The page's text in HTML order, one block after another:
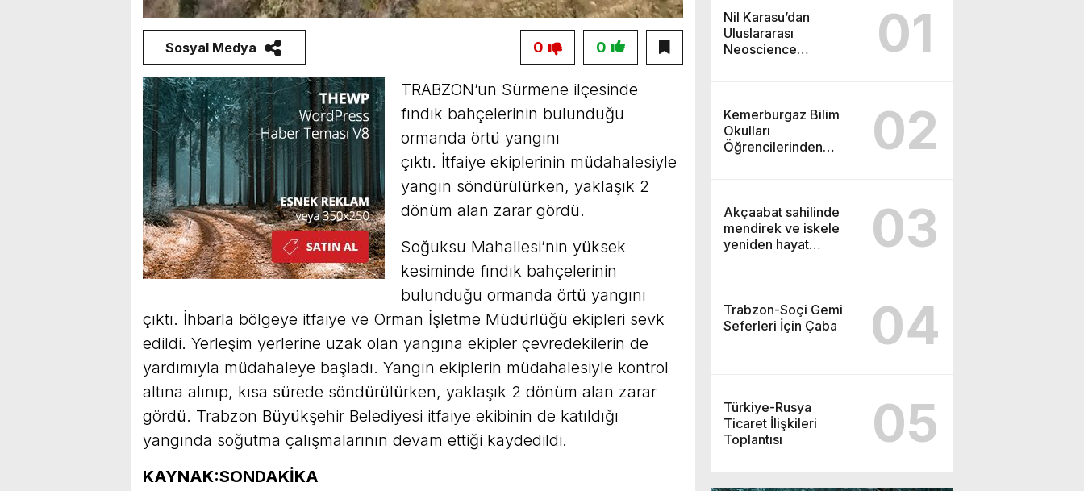
Nil Karasu’dan
Uluslararası
Neoscience
01
Kemerburgaz Bilim
Okulları
Öğrencilerinden
02
Akçaabat sahilinde
mendirek ve iskele
yeniden hayat
03
Trabzon-Soçi Gemi
Seferleri İçin Çaba
04
Türkiye-Rusya
Ticaret İlişkileri
Toplantısı
05
Sosyal Medya 0
0
TRABZON’un Sürmene ilçesinde
fındık bahçelerinin bulunduğu
ormanda örtü yangını
çıktı. İtfaiye ekiplerinin müdahalesiyle
yangın söndürülürken, yaklaşık 2
dönüm alan zarar gördü.
Soğuksu Mahallesi’nin yüksek
kesiminde fındık bahçelerinin
bulunduğu ormanda örtü yangını
çıktı. İhbarla bölgeye itfaiye ve Orman İşletme Müdürlüğü ekipleri sevk
edildi. Yerleşim yerlerine uzak olan yangına ekipler çevredekilerin de
yardımıyla müdahaleye başladı. Yangın ekiplerin müdahalesiyle kontrol
altına alınıp, kısa sürede söndürülürken, yaklaşık 2 dönüm alan zarar
gördü. Trabzon Büyükşehir Belediyesi itfaiye ekibinin de katıldığı
yangında soğutma çalışmalarının devam ettiği kaydedildi.
KAYNAK:SONDAKİKA